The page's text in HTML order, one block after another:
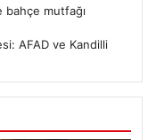
bahçe mutfağı
AFAD ve Kandilli